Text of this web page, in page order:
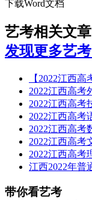
下载Word文档
艺考相关文章
发现更多艺
【2022江西
2022江西高考
2022江西高考
2022江西高考
2022江西高考
2022江西高考
2022江西高考
江西2022年普
带你看艺考